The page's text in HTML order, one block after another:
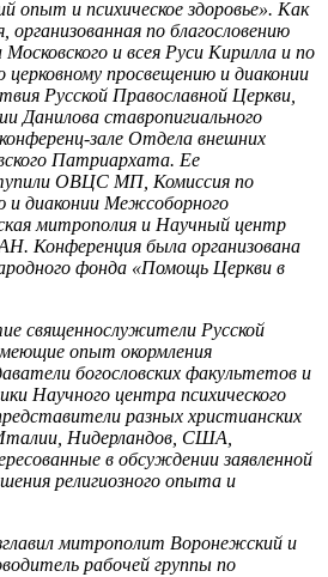
опыт и психическое здоровье». Как
организованная по благословению
и всея Руси Кирилла и по
просвещению и диаконии
Русской Православной Церкви,
Данилова ставропигиального
зале Отдела внешних
Патриархата. Ее
ОВЦС МП, Комиссия по
и диаконии Межсоборного
митрополия и Научный центр
Конференция была организована
фонда «Помощь Церкви в
священнослужители Русской
опыт окормления
богословских факультетов и
Научного центра психического
разных христианских
Нидерландов, США,
в обсуждении заявленной
религиозного опыта и
митрополит Воронежский и
рабочей группы по